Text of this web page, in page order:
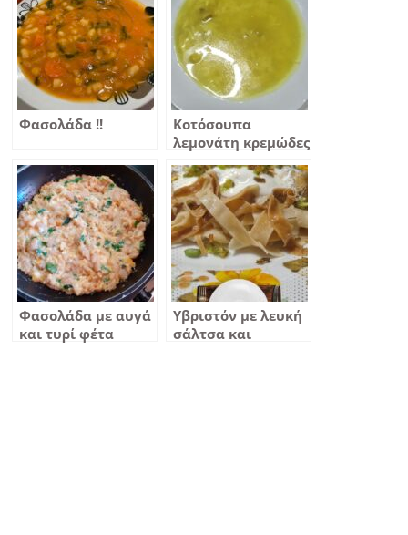
Φασολάδα !!
Κοτόσουπα
λεμονάτη κρεμώδες
χωρίς αυγό
Φασολάδα με αυγά
και τυρί φέτα
Υβριστόν με λευκή
σάλτσα και